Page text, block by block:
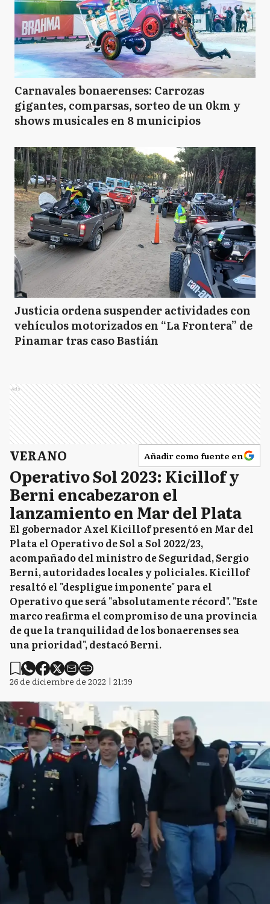
Carnavales bonaerenses: Carrozas
gigantes, comparsas, sorteo de un 0km y
shows musicales en 8 municipios
Justicia ordena suspender actividades con
vehículos motorizados en “La Frontera” de
Pinamar tras caso Bastián
Ads
VERANO Añadir como fuente en
Operativo Sol 2023: Kicillof y
Berni encabezaron el
lanzamiento en Mar del Plata
El gobernador Axel Kicillof presentó en Mar del
Plata el Operativo de Sol a Sol 2022/23,
acompañado del ministro de Seguridad, Sergio
Berni, autoridades locales y policiales. Kicillof
resaltó el "despligue imponente" para el
Operativo que será "absolutamente récord". "Este
marco reafirma el compromiso de una provincia
de que la tranquilidad de los bonaerenses sea
una prioridad", destacó Berni.
26 de diciembre de 2022 | 21:39